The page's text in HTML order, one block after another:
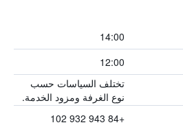
14:00
12:00
تختلف السياسات حسب
نوع الغرفة ومزود الخدمة.
+84 943 932 102